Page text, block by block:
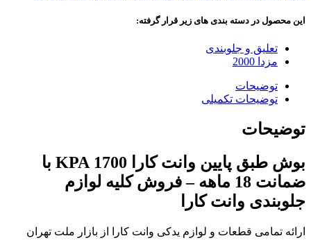
این محصول در دسته بندی های زیر قرار گرفته:
تعلیق و جلوبندی
مزدا 2000
توضیحات
توضیحات تکمیلی
توضیحات
بوش طبق پایین وانت کارا 1700 KPA با
ضمانت 18 ماهه – فروش کلیه لوازم
جلوبندی وانت کارا
ارائه تمامی قطعات و لوازم یدکی وانت کارا از بازار ملت تهران